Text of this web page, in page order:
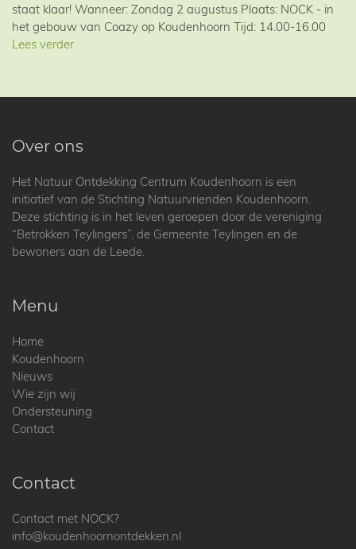
staat klaar! Wanneer: Zondag 2 augustus Plaats: NOCK - in
het gebouw van Coazy op Koudenhoorn Tijd: 14.00-16.00
Lees verder
Over ons
Het Natuur Ontdekking Centrum Koudenhoorn is een
initiatief van de Stichting Natuurvrienden Koudenhoorn.
Deze stichting is in het leven geroepen door de vereniging
“Betrokken Teylingers”, de Gemeente Teylingen en de
bewoners aan de Leede.
Menu
Home
Koudenhoorn
Nieuws
Wie zijn wij
Ondersteuning
Contact
Contact
Contact met NOCK?
info@koudenhoornontdekken.nl